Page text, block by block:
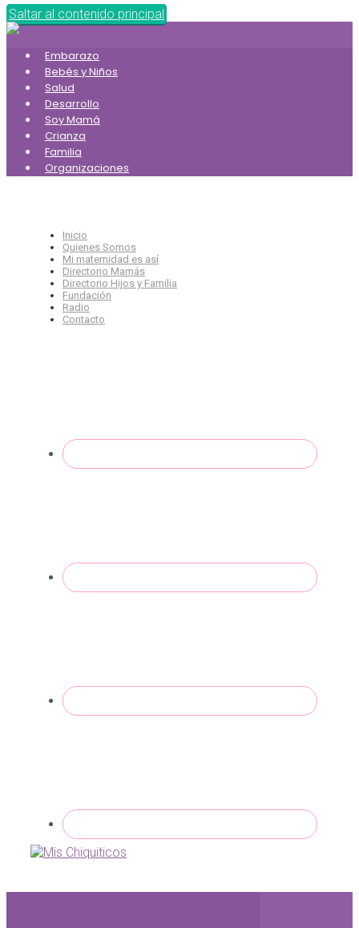
Saltar al contenido principal
Embarazo
Bebés y Niños
Salud
Desarrollo
Soy Mamá
Crianza
Familia
Organizaciones
Inicio
Quienes Somos
Mi maternidad es así
Directorio Mamás
Directorio Hijos y Familia
Fundación
Radio
Contacto